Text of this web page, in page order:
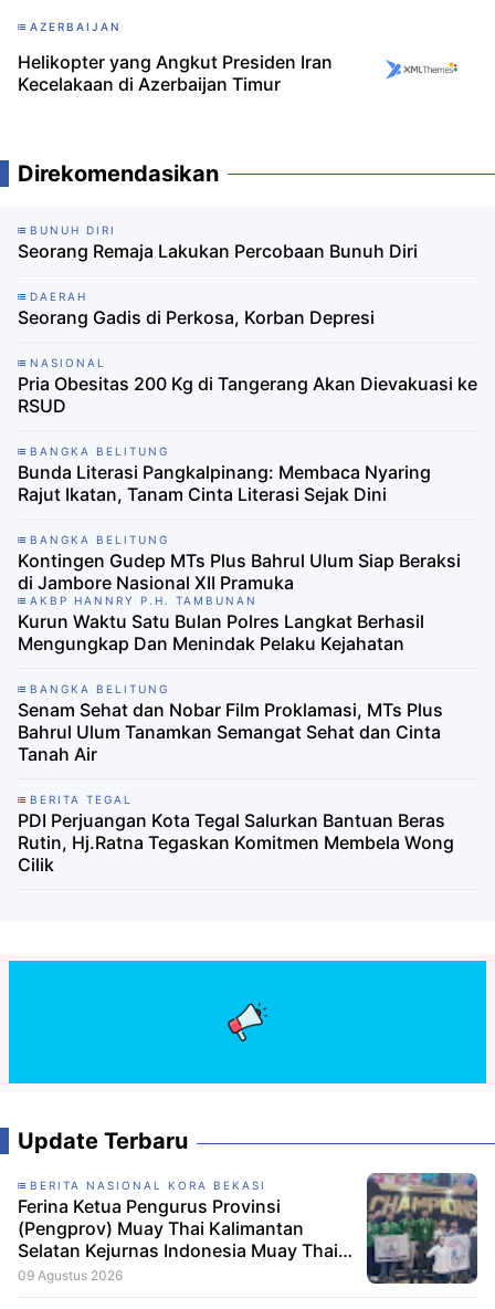
AZERBAIJAN
Helikopter yang Angkut Presiden Iran
Kecelakaan di Azerbaijan Timur
Direkomendasikan
BUNUH DIRI
Seorang Remaja Lakukan Percobaan Bunuh Diri
DAERAH
Seorang Gadis di Perkosa, Korban Depresi
NASIONAL
Pria Obesitas 200 Kg di Tangerang Akan Dievakuasi ke
RSUD
BANGKA BELITUNG
Bunda Literasi Pangkalpinang: Membaca Nyaring
Rajut Ikatan, Tanam Cinta Literasi Sejak Dini
BANGKA BELITUNG
Kontingen Gudep MTs Plus Bahrul Ulum Siap Beraksi
di Jambore Nasional XII Pramuka
AKBP HANNRY P.H. TAMBUNAN
Kurun Waktu Satu Bulan Polres Langkat Berhasil
Mengungkap Dan Menindak Pelaku Kejahatan
BANGKA BELITUNG
Senam Sehat dan Nobar Film Proklamasi, MTs Plus
Bahrul Ulum Tanamkan Semangat Sehat dan Cinta
Tanah Air
BERITA TEGAL
PDI Perjuangan Kota Tegal Salurkan Bantuan Beras
Rutin, Hj.Ratna Tegaskan Komitmen Membela Wong
Cilik
Update Terbaru
BERITA NASIONAL KORA BEKASI
Ferina Ketua Pengurus Provinsi
(Pengprov) Muay Thai Kalimantan
Selatan Kejurnas Indonesia Muay Thai
Championship 2026 Berjalan Lancar,
09 Agustus 2026